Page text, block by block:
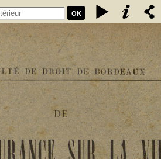
OK
époux - Gombaud, Ernest (1873-1923)